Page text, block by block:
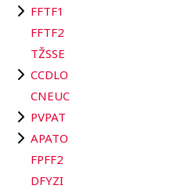
FFTF1
FFTF2
TŽSSE
CCDLO
CNEUC
PVPAT
APATO
FPFF2
DFYZI